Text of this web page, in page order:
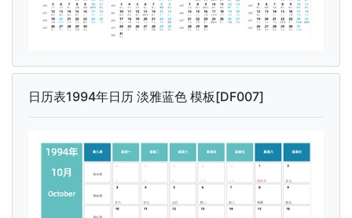
日历表1994年日历 淡雅蓝色 模板[DF007]